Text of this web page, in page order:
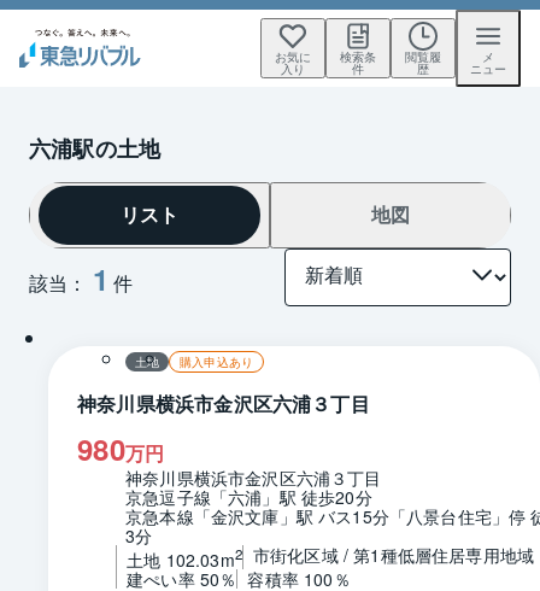
お気に
入り
検索条
件
閲覧履
歴
メ
ニュー
六浦駅の土地
該当： 1 件
リスト 地図
1 / 0 区画図
土地 購入申込あり
神奈川県横浜市金沢区六浦３丁目
980万円
神奈川県横浜市金沢区六浦３丁目
京急逗子線「六浦」駅 徒歩20分
京急本線「金沢文庫」駅 バス15分「八景台住宅」停
3分
土地 102.03m2 市街化区域 / 第1種低層住居専用地域
建ぺい率 50％ 容積率 100％